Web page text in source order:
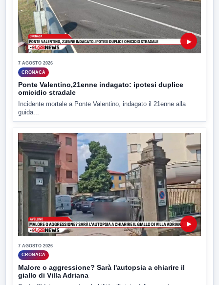
▶
7 AGOSTO 2026
CRONACA
Ponte Valentino,21enne indagato: ipotesi duplice
omicidio stradale
Incidente mortale a Ponte Valentino, indagato il 21enne alla
guida...
▶
7 AGOSTO 2026
CRONACA
Malore o aggressione? Sarà l'autopsia a chiarire il
giallo di Villa Adriana